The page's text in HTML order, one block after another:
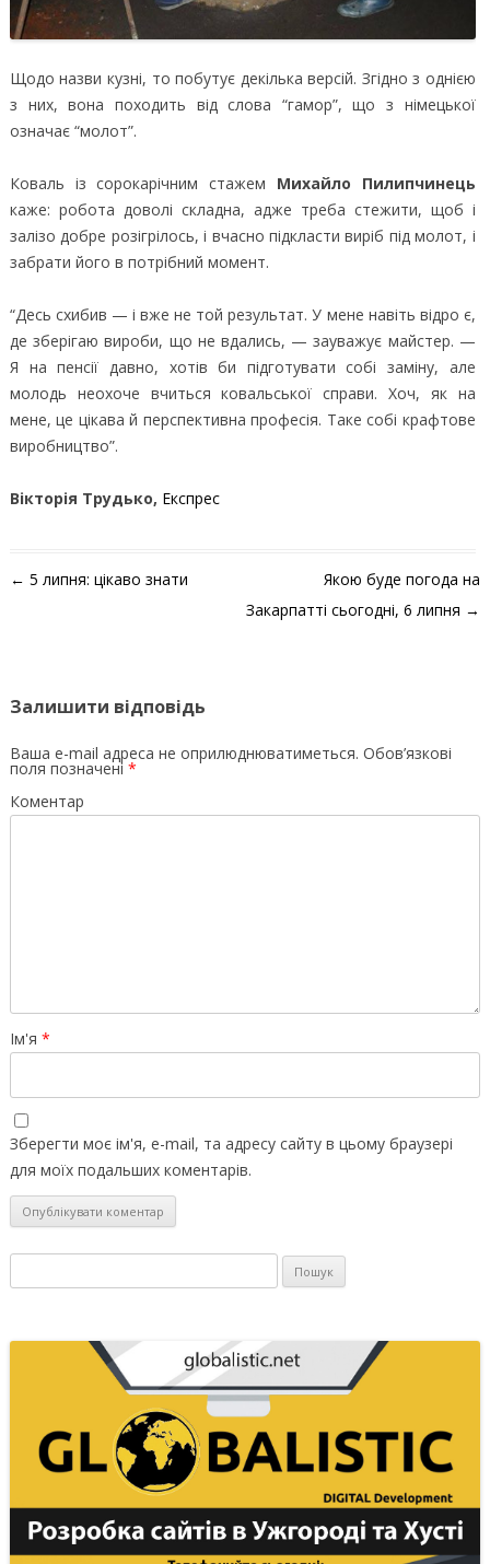
Щодо назви кузні, то побутує декілька версій. Згідно з однією
з них, вона походить від слова “гамор”, що з німецької
означає “молот”.
Коваль із сорокарічним стажем Михайло Пилипчинець
каже: робота доволі складна, адже треба стежити, щоб і
залізо добре розігрілось, і вчасно підкласти виріб під молот, і
забрати його в потрібний момент.
“Десь схибив — і вже не той результат. У мене навіть відро є,
де зберігаю вироби, що не вдались, — зауважує майстер. —
Я на пенсії давно, хотів би підготувати собі заміну, але
молодь неохоче вчиться ковальської справи. Хоч, як на
мене, це цікава й перспективна професія. Таке собі крафтове
виробництво”.
Вікторія Трудько, Експрес
Навігація по запису
← 5 липня: цікаво знати
Якою буде погода на
Закарпатті сьогодні, 6 липня →
Залишити відповідь
Ваша e-mail адреса не оприлюднюватиметься. Обов’язкові
поля позначені *
Коментар
Ім'я *
Зберегти моє ім'я, e-mail, та адресу сайту в цьому браузері
для моїх подальших коментарів.